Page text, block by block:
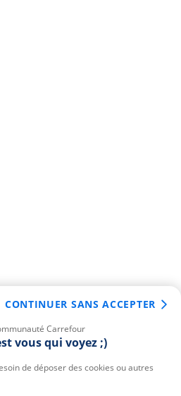
Carrefour
vous qui voyez ;)
de déposer des cookies ou autres
CONTINUER SANS ACCEPTER